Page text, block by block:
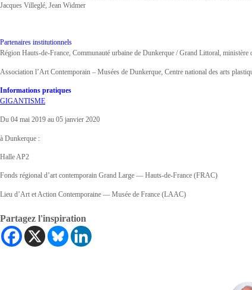
Jacques Villeglé, Jean Widmer
Partenaires institutionnels
Région Hauts-de-France, Communauté urbaine de Dunkerque / Grand Littoral,
Association l’Art Contemporain – Musées de Dunkerque, Centre national des arts
Informations pratiques
GIGANTISME
Du 04 mai 2019 au 05 janvier 2020
à Dunkerque :
Halle AP2
Fonds régional d’art contemporain Grand Large — Hauts-de-France (FRAC)
Lieu d’Art et Action Contemporaine — Musée de France (LAAC)
Partagez l'inspiration